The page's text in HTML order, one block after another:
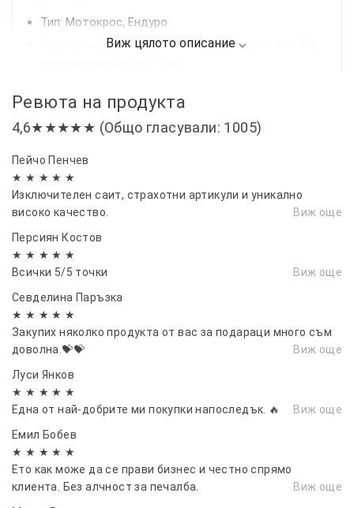
Тип: Мотокрос, Ендуро
Подходяща за: мотор, мотокрос, ендуро, ATV, MX,
Аеродинамичен дизайн
Удължен предпазен сенник
въздуха
Удобна вътрешна подплата
Регулируема каишка със закопчаване
Здрава външна конструкция
Подсилена защита на брадичката и лицевата зона
Размер:
M: 55–56 см
Подходяща за:
Ендуро каране
ATV и UTV машини
Планински и офроуд терени
Свободно каране и спортни активности
Предимства:
Ревюта на продукта
4,6★★★★★ (Общо гласували: 1005)
Пейчо Пенчев
★ ★ ★ ★ ★
Изключителен саит, страхотни артикули и уникално
високо качество.
Виж още
Персиян Костов
★ ★ ★ ★ ★
Всички 5/5 точки
Виж още
Севделина Паръзка
★ ★ ★ ★ ★
Закупих няколко продукта от вас за подараци много съм
доволна.💝💝
Виж още
Луси Янков
★ ★ ★ ★ ★
Една от най-добрите ми покупки напоследък. 🔥
Виж още
Емил Бобев
★ ★ ★ ★ ★
Ето как може да се прави бизнес и честно спрямо
клиента. Без алчност за печалба.
Виж още